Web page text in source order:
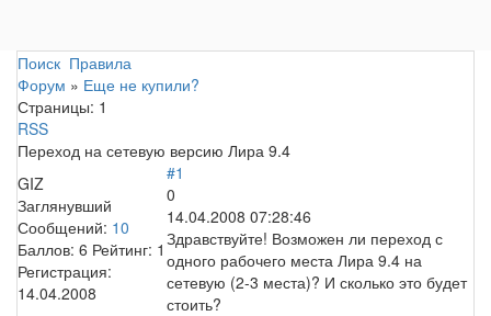
Поиск Правила
Форум » Еще не купили?
Страницы: 1
RSS
Переход на сетевую версию Лира 9.4
GIZ
Заглянувший
Сообщений: 10
Баллов: 6 Рейтинг: 1
Регистрация:
14.04.2008
#1
0
14.04.2008 07:28:46
Здравствуйте! Возможен ли переход с
одного рабочего места Лира 9.4 на
сетевую (2-3 места)? И сколько это будет
стоить?